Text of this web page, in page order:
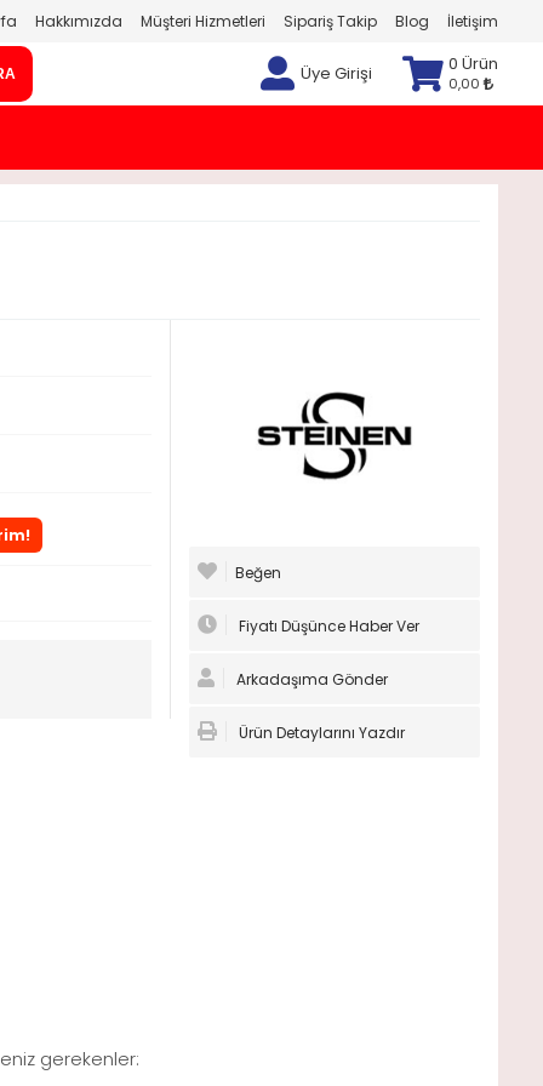
Hakkımızda Müşteri Hizmetleri Sipariş Takip Blog İletişim
Üye Girişi 0 Ürün
0,00
Beğen
Fiyatı Düşünce Haber Ver
Arkadaşıma Gönder
Ürün Detaylarını Yazdır
gerekenler: